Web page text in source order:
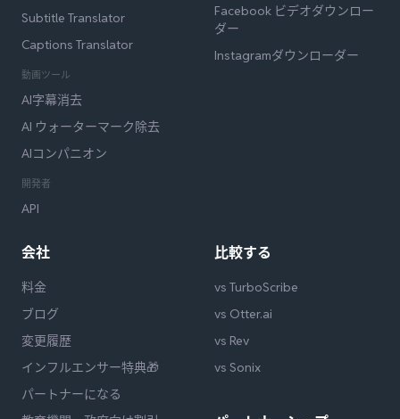
Subtitle Translator
Captions Translator
動画ツール
AI字幕消去
AI ウォーターマーク除去
AIコンパニオン
開発者
API
Facebook ビデオダウンロー
ダー
Instagramダウンローダー
会社
料金
ブログ
変更履歴
インフルエンサー特典🎁
パートナーになる
比較する
vs TurboScribe
vs Otter.ai
vs Rev
vs Sonix